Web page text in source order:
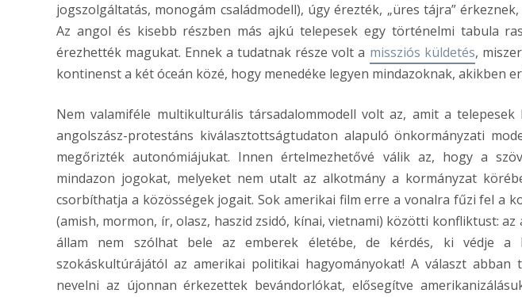
jogszolgáltatás, monogám családmodell), úgy érezték, „üres tájra”
Az angol és kisebb részben más ajkú telepesek egy történelmi tabula
érezhették magukat. Ennek a tudatnak része volt a missziós küldetés,
kontinenst a két óceán közé, hogy menedéke legyen mindazoknak, akikben
Nem valamiféle multikulturális társadalommodell volt az, amit a
angolszász-protestáns kiválasztottságtudaton alapuló önkormányzati
megőrizték autonómiájukat. Innen értelmezhetővé válik az, hogy a
mindazon jogokat, melyeket nem utalt az alkotmány a kormányzat
csorbíthatja a közösségek jogait. Sok amerikai film erre a vonalra fűzi fel a
(amish, mormon, ír, olasz, haszid zsidó, kínai, vietnami) közötti konfliktust:
állam nem szólhat bele az emberek életébe, de kérdés, ki védje a
szokáskultúrájától az amerikai politikai hagyományokat! A választ
nevelni az újonnan érkezettek bevándorlókat, elősegítve